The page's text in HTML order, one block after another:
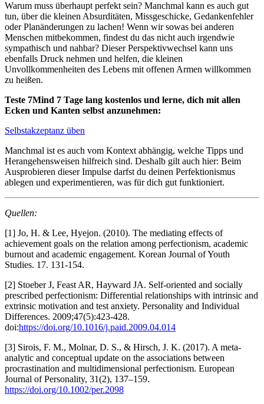
Warum muss überhaupt perfekt sein? Manchmal kann es auch gut
tun, über die kleinen Absurditäten, Missgeschicke, Gedankenfehler
oder Planänderungen zu lachen! Wenn wir sowas bei anderen
Menschen mitbekommen, findest du das nicht auch irgendwie
sympathisch und nahbar? Dieser Perspektivwechsel kann uns
ebenfalls Druck nehmen und helfen, die kleinen
Unvollkommenheiten des Lebens mit offenen Armen willkommen
zu heißen.
Teste 7Mind 7 Tage lang kostenlos und lerne, dich mit allen
Ecken und Kanten selbst anzunehmen:
Selbstakzeptanz üben
Manchmal ist es auch vom Kontext abhängig, welche Tipps und
Herangehensweisen hilfreich sind. Deshalb gilt auch hier: Beim
Ausprobieren dieser Impulse darfst du deinen Perfektionismus
ablegen und experimentieren, was für dich gut funktioniert.
Quellen:
[1] Jo, H. & Lee, Hyejon. (2010). The mediating effects of
achievement goals on the relation among perfectionism, academic
burnout and academic engagement. Korean Journal of Youth
Studies. 17. 131-154.
[2] Stoeber J, Feast AR, Hayward JA. Self-oriented and socially
prescribed perfectionism: Differential relationships with intrinsic and
extrinsic motivation and test anxiety. Personality and Individual
Differences. 2009;47(5):423-428.
doi:https://doi.org/10.1016/j.paid.2009.04.014
[3] Sirois, F. M., Molnar, D. S., & Hirsch, J. K. (2017). A meta‐
analytic and conceptual update on the associations between
procrastination and multidimensional perfectionism. European
Journal of Personality, 31(2), 137–159.
https://doi.org/10.1002/per.2098